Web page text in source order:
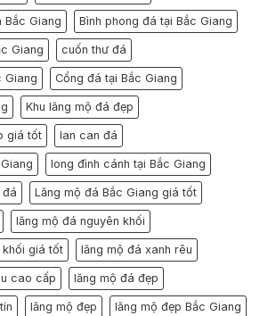
Bắc Giang Bình phong đá tại Bắc Giang
Giang cuốn thư đá
Giang Cổng đá tại Bắc Giang
Khu lăng mộ đá đẹp
giá tốt lan can đá
long đình cánh tại Bắc Giang
đá Lăng mộ đá Bắc Giang giá tốt
lăng mộ đá nguyên khối
khối giá tốt lăng mộ đá xanh rêu
cao cấp lăng mộ đá đẹp
lăng mộ đẹp lăng mộ đẹp Bắc Giang